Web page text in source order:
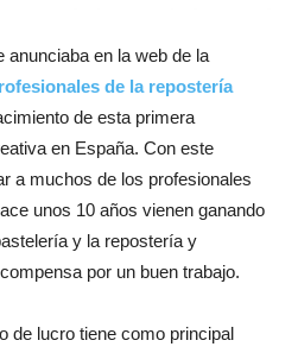
anunciaba en la web de la
de la repostería
de esta primera
en España. Con este
a muchos de los profesionales
unos 10 años vienen ganando
y la repostería y
por un buen trabajo.
de lucro tiene como principal